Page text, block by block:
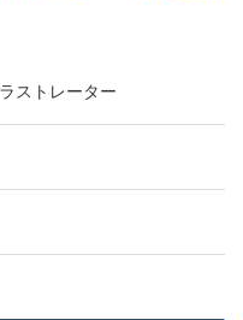
ストレーター